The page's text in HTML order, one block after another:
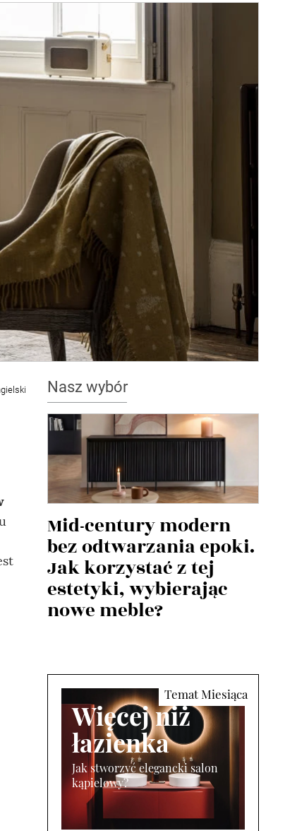
Nasz wybór
Mid-century modern
bez odtwarzania epoki.
Jak korzystać z tej
estetyki, wybierając
nowe meble?
Więcej niż
łazienka
Jak stworzyć elegancki salon
kąpielowy?